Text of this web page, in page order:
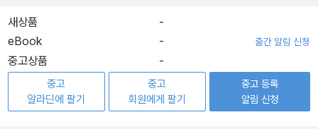
새상품
-
eBook
- 출간 알림 신청
중고상품 -
중고
알라딘에 팔기
중고
회원에게 팔기
중고 등록
알림 신청